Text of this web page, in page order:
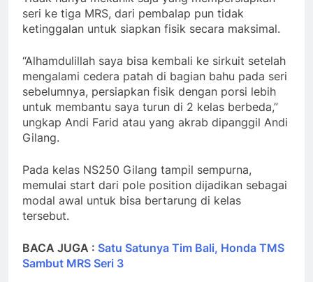
seri ke tiga MRS, dari pembalap pun tidak
ketinggalan untuk siapkan fisik secara maksimal.
“Alhamdulillah saya bisa kembali ke sirkuit setelah
mengalami cedera patah di bagian bahu pada seri
sebelumnya, persiapkan fisik dengan porsi lebih
untuk membantu saya turun di 2 kelas berbeda,”
ungkap Andi Farid atau yang akrab dipanggil Andi
Gilang.
Pada kelas NS250 Gilang tampil sempurna,
memulai start dari pole position dijadikan sebagai
modal awal untuk bisa bertarung di kelas
tersebut.
BACA JUGA : Satu Satunya Tim Bali, Honda TMS
Sambut MRS Seri 3